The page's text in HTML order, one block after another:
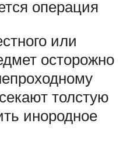
операция
или
осторожно
толстую
инородное